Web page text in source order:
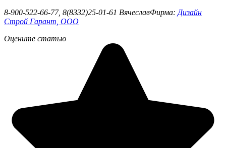
8-900-522-66-77, 8(8332)25-01-61 ВячеславФирма: Дизайн
Строй Гарант, ООО
Оцените статью